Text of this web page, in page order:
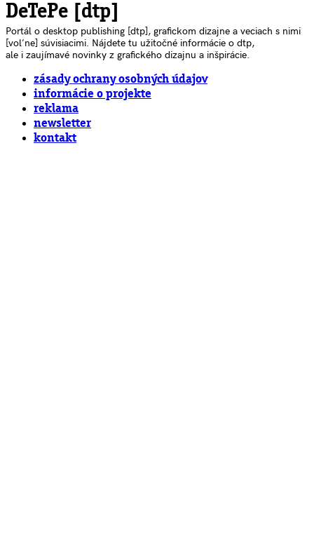
DeTePe [dtp]
Portál o desktop publishing [dtp], grafickom dizajne a veciach s nimi
[voľne] súvisiacimi. Nájdete tu užitočné informácie o dtp,
ale i zaujímavé novinky z grafického dizajnu a inšpirácie.
zásady ochrany osobných údajov
informácie o projekte
reklama
newsletter
kontakt